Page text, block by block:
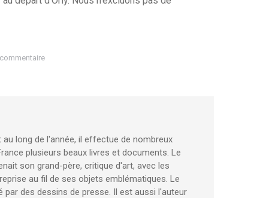
long de l'année, il effectue de nombreux
plusieurs beaux livres et documents. Le
son grand-père, critique d'art, avec les
au fil de ses objets emblématiques. Le
des dessins de presse. Il est aussi l'auteur